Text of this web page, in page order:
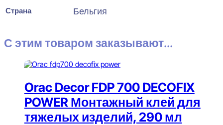
Страна Бельгия
С этим товаром заказывают...
Orac Decor FDP 700 DECOFIX
POWER Монтажный клей для
тяжелых изделий, 290 мл